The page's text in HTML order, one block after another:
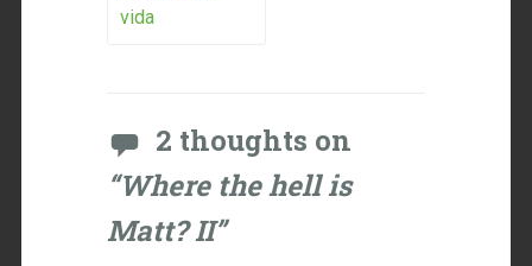
vida
2 thoughts on
“Where the hell is
Matt? II”